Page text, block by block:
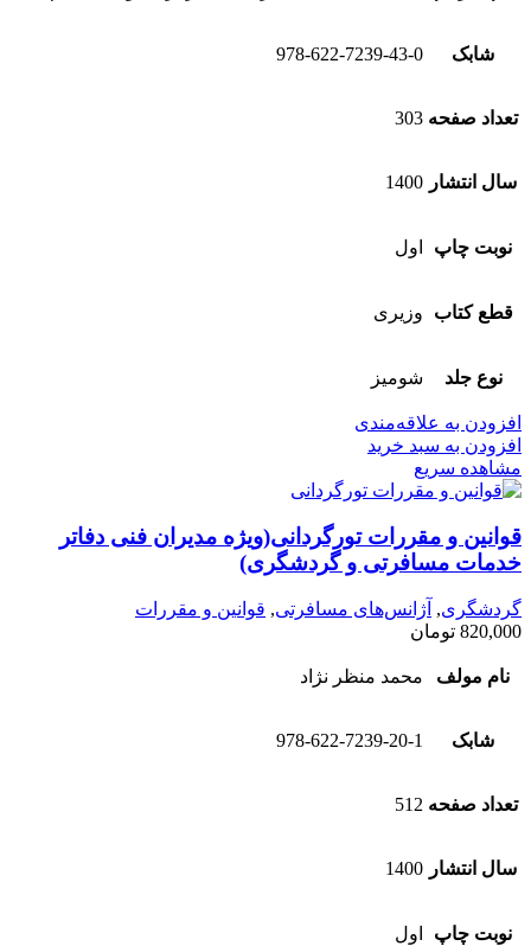
شابک 978-622-7239-43-0
تعداد صفحه 303
سال انتشار 1400
نوبت چاپ اول
قطع کتاب وزیری
نوع جلد شومیز
افزودن به علاقه‌مندی
افزودن به سبد خرید
مشاهده سریع
قوانین و مقررات تورگردانی(ویژه مدیران فنی دفاتر
خدمات مسافرتی و گردشگری)
گردشگری, آژانس‌های مسافرتی, قوانین و مقررات
820,000 تومان
نام مولف محمد منظر نژاد
شابک 978-622-7239-20-1
تعداد صفحه 512
سال انتشار 1400
نوبت چاپ اول